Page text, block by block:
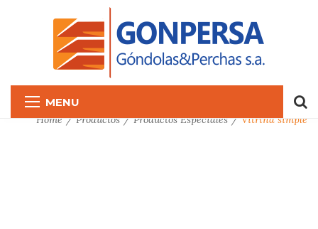
MENU
Home Productos Productos Especiales Vitrina simple